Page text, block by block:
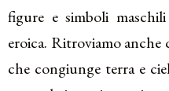
figure e simboli maschili
eroica. Ritroviamo
che congiunge terra e